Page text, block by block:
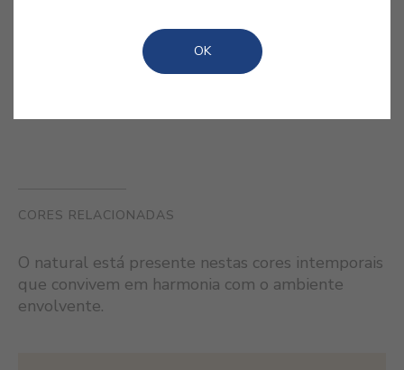
CORES RELACIONADAS
O natural está presente nestas cores intemporais
que convivem em harmonia com o ambiente
envolvente.
OK